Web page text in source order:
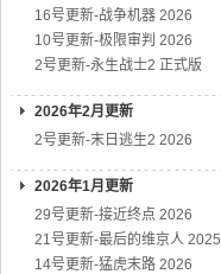
16号更新-战争机器 2026
10号更新-极限审判 2026
2号更新-永生战士2 正式版
2026年2月更新
2号更新-末日逃生2 2026
2026年1月更新
29号更新-接近终点 2026
21号更新-最后的维京人 2025
14号更新-猛虎末路 2026